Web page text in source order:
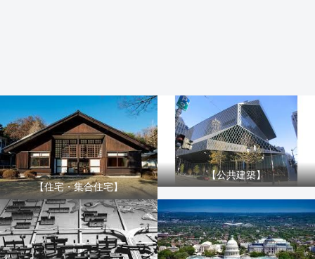
【住宅・集合住宅】
【公共建築】